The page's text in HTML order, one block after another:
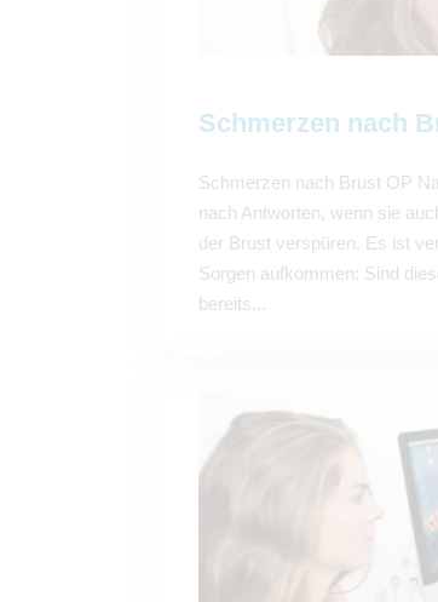
Schmerzen nach
Schmerzen nach Brust OP
nach Antworten, wenn sie
der Brust verspüren. Es ist
Sorgen aufkommen: Sind
bereits...